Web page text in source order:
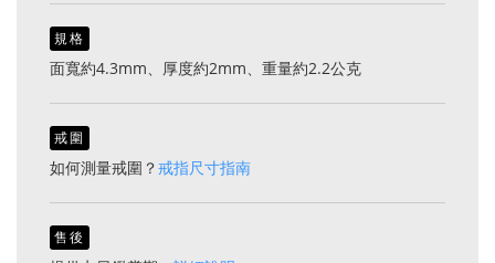
規格
面寬約4.3mm、厚度約2mm、重量約2.2公克
戒圍
如何測量戒圍？戒指尺寸指南
售後